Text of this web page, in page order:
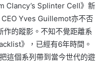
Clancy’s Splinter Cell》新
Yves Guillemot亦不否
作的蹤影。不知不覺距離系
》，已經有6年時間。
這個系列帶到當今世代的遊